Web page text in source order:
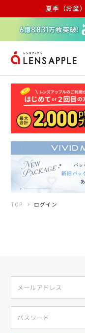
夏季（お盆
アキュ
TOP ログイン